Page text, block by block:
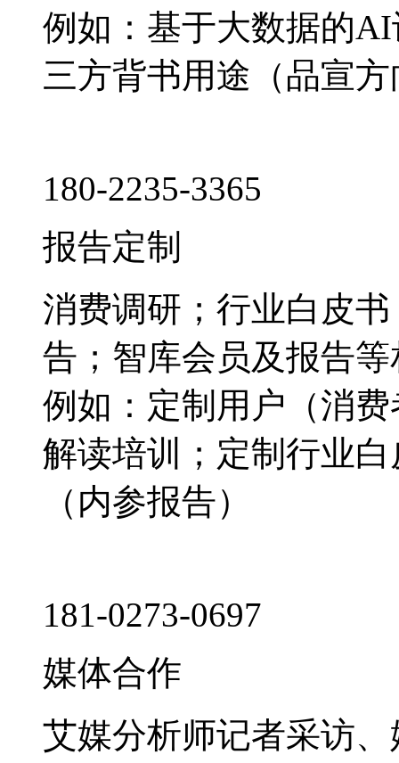
例如：基于大数据的
三方背书用途（品宣
180-2235-3365
报告定制
消费调研；行业白皮
告；智库会员及报告
例如：定制用户（消
解读培训；定制行业
（内参报告）
181-0273-0697
媒体合作
艾媒分析师记者采访